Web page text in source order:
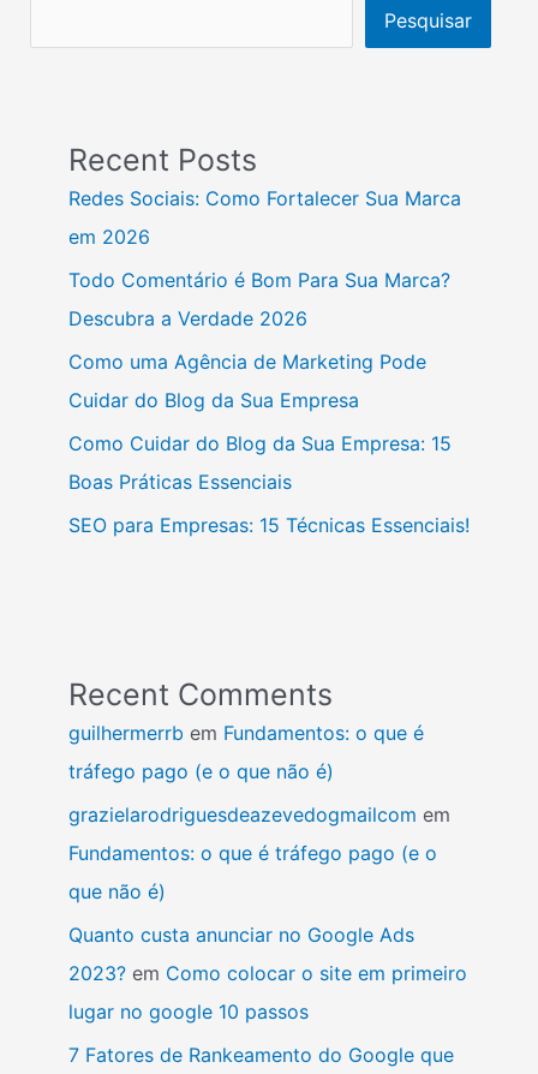
Pesquisar
Recent Posts
Redes Sociais: Como Fortalecer Sua Marca
em 2026
Todo Comentário é Bom Para Sua Marca?
Descubra a Verdade 2026
Como uma Agência de Marketing Pode
Cuidar do Blog da Sua Empresa
Como Cuidar do Blog da Sua Empresa: 15
Boas Práticas Essenciais
SEO para Empresas: 15 Técnicas Essenciais!
Recent Comments
guilhermerrb em Fundamentos: o que é
tráfego pago (e o que não é)
grazielarodriguesdeazevedogmailcom em
Fundamentos: o que é tráfego pago (e o
que não é)
Quanto custa anunciar no Google Ads
2023?em Como colocar o site em primeiro
lugar no google 10 passos
7 Fatores de Rankeamento do Google que